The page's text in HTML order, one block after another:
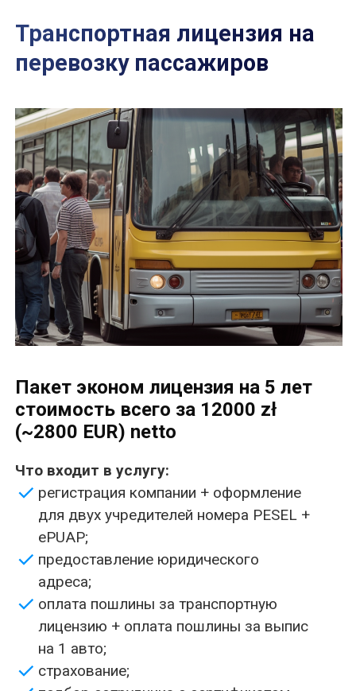
Что входит в услугу:
регистрация компании + оформление
для двух учредителей номера PESEL +
ePUAP;
предоставление юридического
адреса;
оплата пошлины за транспортную
лицензию + оплата пошлины за выпис
на 1 авто;
страхование;
подбор сотрудника с сертификатом
Сроки 1 месяц
стоимость всего за 12000 zł
(~2800 EUR) netto
В стоимость услуги входит:
регистрация компании + оформление
для двух учредителей номера PESEL +
ePUAP;
предоставление юридического адреса;
оплата пошлины за транспортную
лицензию + оплата пошлины за выпис на
1 авто;
страхование деятельности;
подбор сотрудника с сертификатом
управляющего транспортом.
Пакет премиум под ключ лицензия
на 10 лет стоимость всего 20000 zł
(~4700 EUR) netto